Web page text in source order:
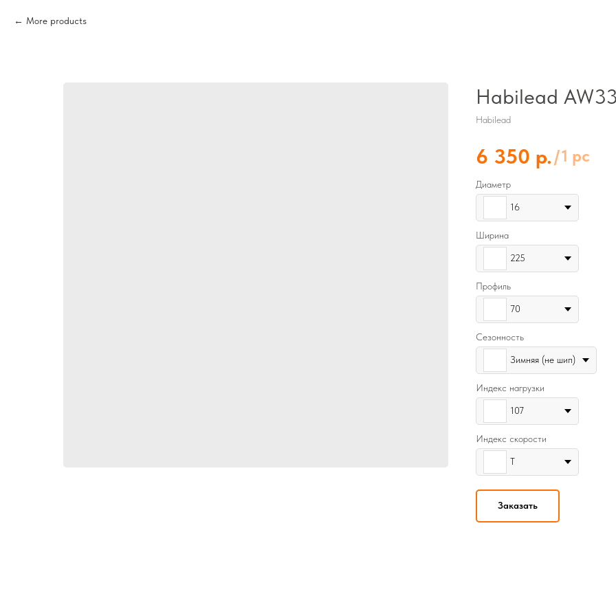
More products
Habilead
Habilead
6 350 р. /1 pc
Диаметр
16
Ширина
225
Профиль
70
Сезонность
Зимняя (не шип)
Индекс нагрузки
107
Индекс скорости
T
Заказать